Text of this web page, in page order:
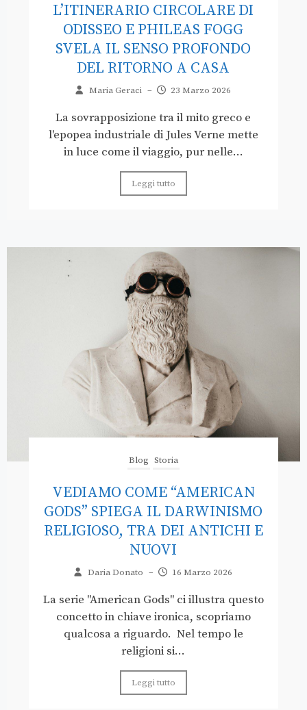
L’ITINERARIO CIRCOLARE DI
ODISSEO E PHILEAS FOGG
SVELA IL SENSO PROFONDO
DEL RITORNO A CASA
Maria Geraci – 23 Marzo 2026
La sovrapposizione tra il mito greco e
l'epopea industriale di Jules Verne mette
in luce come il viaggio, pur nelle...
Leggi tutto
Blog Storia
VEDIAMO COME “AMERICAN
GODS” SPIEGA IL DARWINISMO
RELIGIOSO, TRA DEI ANTICHI E
NUOVI
Daria Donato – 16 Marzo 2026
La serie "American Gods" ci illustra questo
concetto in chiave ironica, scopriamo
qualcosa a riguardo. Nel tempo le
religioni si...
Leggi tutto